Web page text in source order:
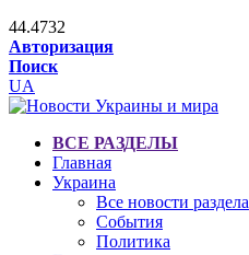
44.4732
Авторизация
Поиск
UA
ВСЕ РАЗДЕЛЫ
Главная
Украина
Все новости раздела
События
Политика